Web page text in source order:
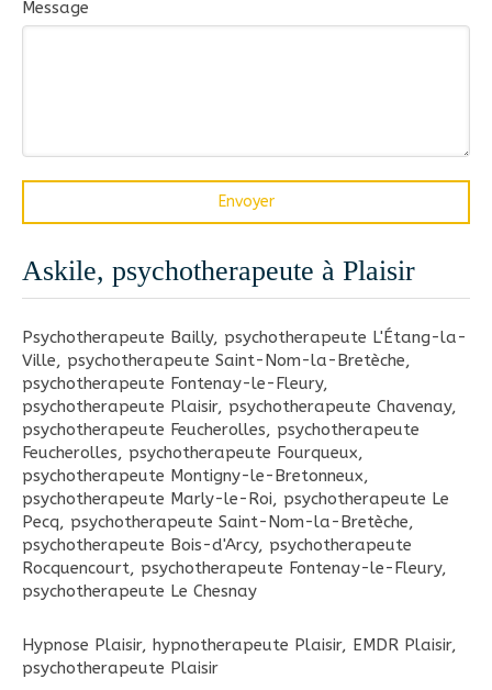
Message
Envoyer
Askile, psychotherapeute à Plaisir
Psychotherapeute Bailly, psychotherapeute L'Étang-la-
Ville, psychotherapeute Saint-Nom-la-Bretèche,
psychotherapeute Fontenay-le-Fleury,
psychotherapeute Plaisir, psychotherapeute Chavenay,
psychotherapeute Feucherolles, psychotherapeute
Feucherolles, psychotherapeute Fourqueux,
psychotherapeute Montigny-le-Bretonneux,
psychotherapeute Marly-le-Roi, psychotherapeute Le
Pecq, psychotherapeute Saint-Nom-la-Bretèche,
psychotherapeute Bois-d'Arcy, psychotherapeute
Rocquencourt, psychotherapeute Fontenay-le-Fleury,
psychotherapeute Le Chesnay
Hypnose Plaisir, hypnotherapeute Plaisir, EMDR Plaisir,
psychotherapeute Plaisir